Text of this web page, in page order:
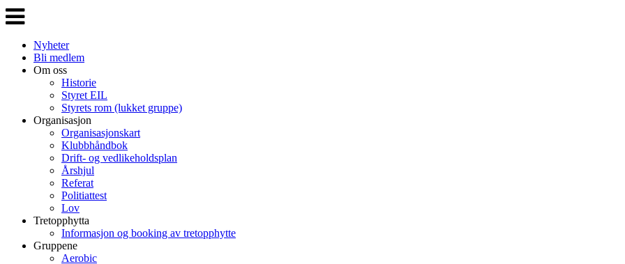
Veksle
navigasjon
Nyheter
Bli medlem
Om oss
Historie
Styret EIL
Styrets rom (lukket gruppe)
Organisasjon
Organisasjonskart
Klubbhåndbok
Drift- og vedlikeholdsplan
Årshjul
Referat
Politiattest
Lov
Tretopphytta
Informasjon og booking av tretopphytte
Gruppene
Aerobic